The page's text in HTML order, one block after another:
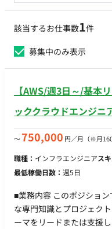
該当するお仕事数1件
募集中のみ表示
【AWS/週3日～/基本
ッククラウドエンジニ
〜750,000 円／月 （※月
職種： インフラエンジニアスキ
最低稼働日数： 週5日
■業務内容 このポジショ
な専門知識とプロジェク
ーマをリードまたは支援していただき